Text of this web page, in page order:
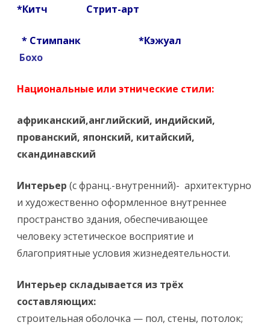
*Китч Стрит-арт
* Стимпанк *Кэжуал
Бохо
Национальные или этнические стили:
африканский,английский, индийский,
прованский, японский, китайский,
скандинавский
Интерьер (с франц.-внутренний)- архитектурно
и художественно оформленное внутреннее
пространство здания, обеспечивающее
человеку эстетическое восприятие и
благоприятные условия жизнедеятельности.
Интерьер складывается из трёх
составляющих:
строительная оболочка — пол, стены, потолок;